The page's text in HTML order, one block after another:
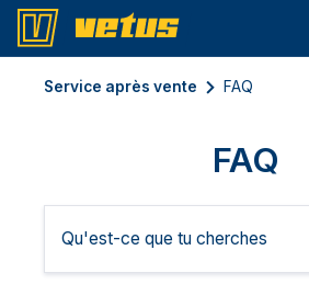
Service après vente FAQ
FAQ